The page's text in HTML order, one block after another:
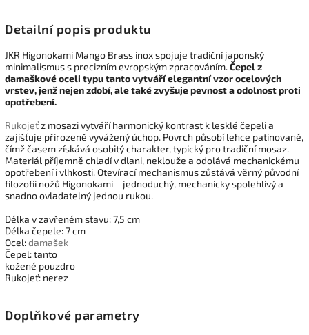
Detailní popis produktu
JKR Higonokami Mango Brass inox spojuje tradiční japonský
minimalismus s precizním evropským zpracováním.Čepel z
damaškové oceli typu tanto vytváří elegantní vzor ocelových
vrstev, jenž nejen zdobí, ale také zvyšuje pevnost a odolnost proti
opotřebení.
Rukojeťz mosazi vytváří harmonický kontrast k lesklé čepeli a
zajišťuje přirozeně vyvážený úchop. Povrch působí lehce patinovaně,
čímž časem získává osobitý charakter, typický pro tradiční mosaz.
Materiál příjemně chladí v dlani, neklouže a odolává mechanickému
opotřebení i vlhkosti. Otevírací mechanismus zůstává věrný původní
filozofii nožů Higonokami – jednoduchý, mechanicky spolehlivý a
snadno ovladatelný jednou rukou.
Délka v zavřeném stavu: 7,5 cm
Délka čepele: 7 cm
Ocel:damašek
Čepel: tanto
kožené pouzdro
Rukojeť: nerez
Doplňkové parametry